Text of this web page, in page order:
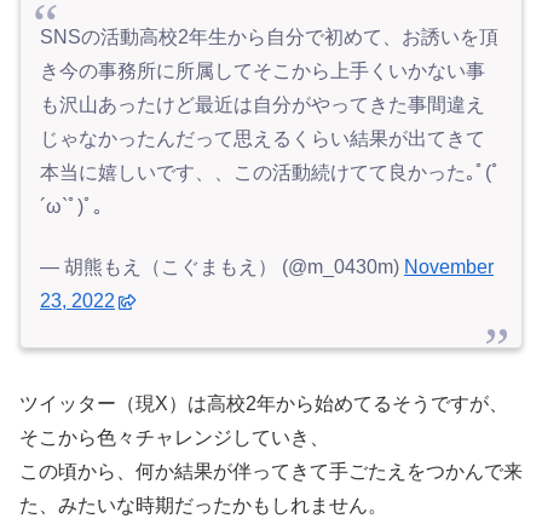
SNSの活動高校2年生から自分で初めて、お誘いを頂
き今の事務所に所属してそこから上手くいかない事
も沢山あったけど最近は自分がやってきた事間違え
じゃなかったんだって思えるくらい結果が出てきて
本当に嬉しいです、、この活動続けてて良かった｡ﾟ(ﾟ
´ω`ﾟ)ﾟ｡
— 胡熊もえ（こぐまもえ） (@m_0430m) November
23, 2022
ツイッター（現X）は高校2年から始めてるそうですが、
そこから色々チャレンジしていき、
この頃から、何か結果が伴ってきて手ごたえをつかんで来
た、みたいな時期だったかもしれません。